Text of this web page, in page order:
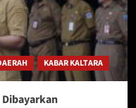
KABAR KALTARA
Dibayarkan